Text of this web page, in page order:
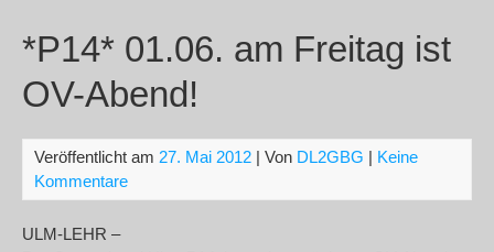
*P14* 01.06. am Freitag ist
OV-Abend!
Veröffentlicht am 27. Mai 2012 | Von DL2GBG | Keine
Kommentare
ULM-LEHR –